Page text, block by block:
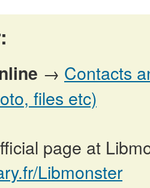
→ Contacts
files etc)
page at
Libmonster